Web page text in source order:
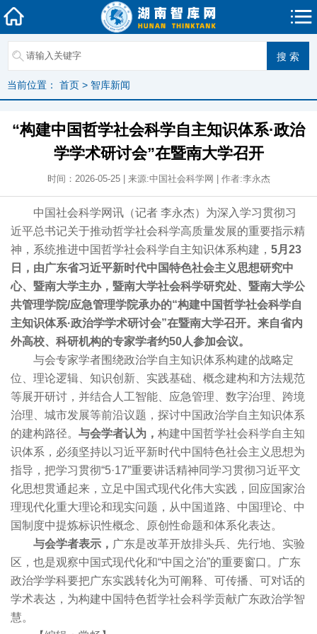
当前位置： 首页 > 智库新闻
“构建中国哲学社会科学自主知识体系·政治
学学术研讨会”在暨南大学召开
时间：2026-05-25 | 来源:中国社会科学网 | 作者:李永杰
中国社会科学网讯（记者 李永杰）为深入学习贯彻习
近平总书记关于推动哲学社会科学高质量发展的重要指示精
神，系统推进中国哲学社会科学自主知识体系构建， 5月23
日，由广东省习近平新时代中国特色社会主义思想研究中
心、暨南大学主办，暨南大学社会科学研究处、暨南大学公
共管理学院/应急管理学院承办的“构建中国哲学社会科学自
主知识体系·政治学学术研讨会”在暨南大学召开。来自省内
外高校、科研机构的专家学者约50人参加会议。
与会专家学者围绕政治学自主知识体系构建的战略定
位、理论逻辑、知识创新、实践基础、概念建构和方法规范
等展开研讨，并结合人工智能、应急管理、数字治理、跨境
治理、城市发展等前沿议题，探讨中国政治学自主知识体系
的建构路径。 与会学者认为， 构建中国哲学社会科学自主知
识体系，必须坚持以习近平新时代中国特色社会主义思想为
指导，把学习贯彻“5·17”重要讲话精神同学习贯彻习近平文
化思想贯通起来，立足中国式现代化伟大实践，回应国家治
理现代化重大理论和现实问题，从中国道路、中国理论、中
国制度中提炼标识性概念、原创性命题和体系化表达。
与会学者表示， 广东是改革开放排头兵、先行地、实验
区，也是观察中国式现代化和“中国之治”的重要窗口。广东
政治学学科要把广东实践转化为可阐释、可传播、可对话的
学术表达，为构建中国特色哲学社会科学贡献广东政治学智
慧。